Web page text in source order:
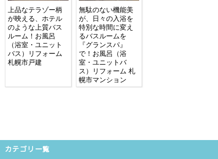
上品なテラゾー柄
が映える、ホテル
のような上質バス
ルーム！お風呂
（浴室・ユニット
バス）リフォーム
札幌市戸建
無駄のない機能美
が、日々の入浴を
特別な時間に変え
るバスルームを
『グランスパ』
で！お風呂（浴
室・ユニットバ
ス）リフォーム 札
幌市マンション
カテゴリ一覧